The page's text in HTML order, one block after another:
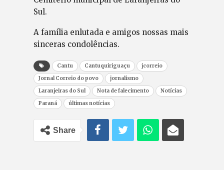
Sul.
A família enlutada e amigos nossas mais
sinceras condolências.
Cantu Cantuquiriguaçu
jcorreio
Jornal Correio do povo
jornalismo
Laranjeiras do Sul
Nota de falecimento
Notícias
Paraná
últimas notícias
Share